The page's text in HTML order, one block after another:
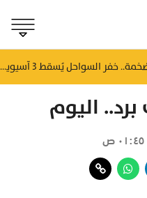
منذ ٨ ساعات إحباط عملية تهريب ضخمة.. خفر السواحل يُسقط 3 آسيويين بحوزتهم 66 كجم من الكريستال
اليوم